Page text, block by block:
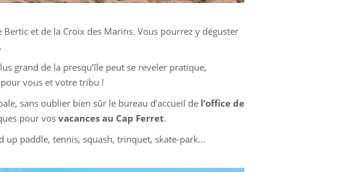
Bertic et de la Croix des Marins. Vous pourrez y déguster
grand de la presqu’île peut se reveler pratique,
vous et votre tribu !
sans oublier bien sûr le bureau d’accueil de l’office de
pour vos vacances au Cap Ferret.
up paddle, tennis, squash, trinquet, skate-park…